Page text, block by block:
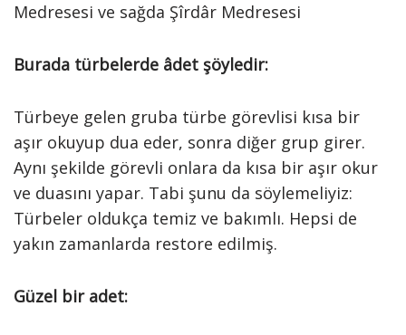
Medresesi ve sağda Şîrdâr Medresesi
Burada türbelerde âdet şöyledir:
Türbeye gelen gruba türbe görevlisi kısa bir
aşır okuyup dua eder, sonra diğer grup girer.
Aynı şekilde görevli onlara da kısa bir aşır okur
ve duasını yapar. Tabi şunu da söylemeliyiz:
Türbeler oldukça temiz ve bakımlı. Hepsi de
yakın zamanlarda restore edilmiş.
Güzel bir adet: